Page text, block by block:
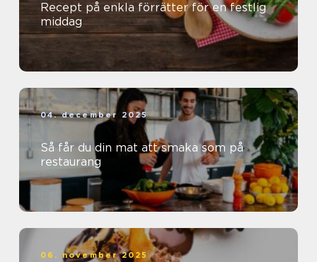
Recept på enkla förrätter för en festlig
middag
04. december 2025
Så får du din mat att smaka som på
restaurang
06. november 2025